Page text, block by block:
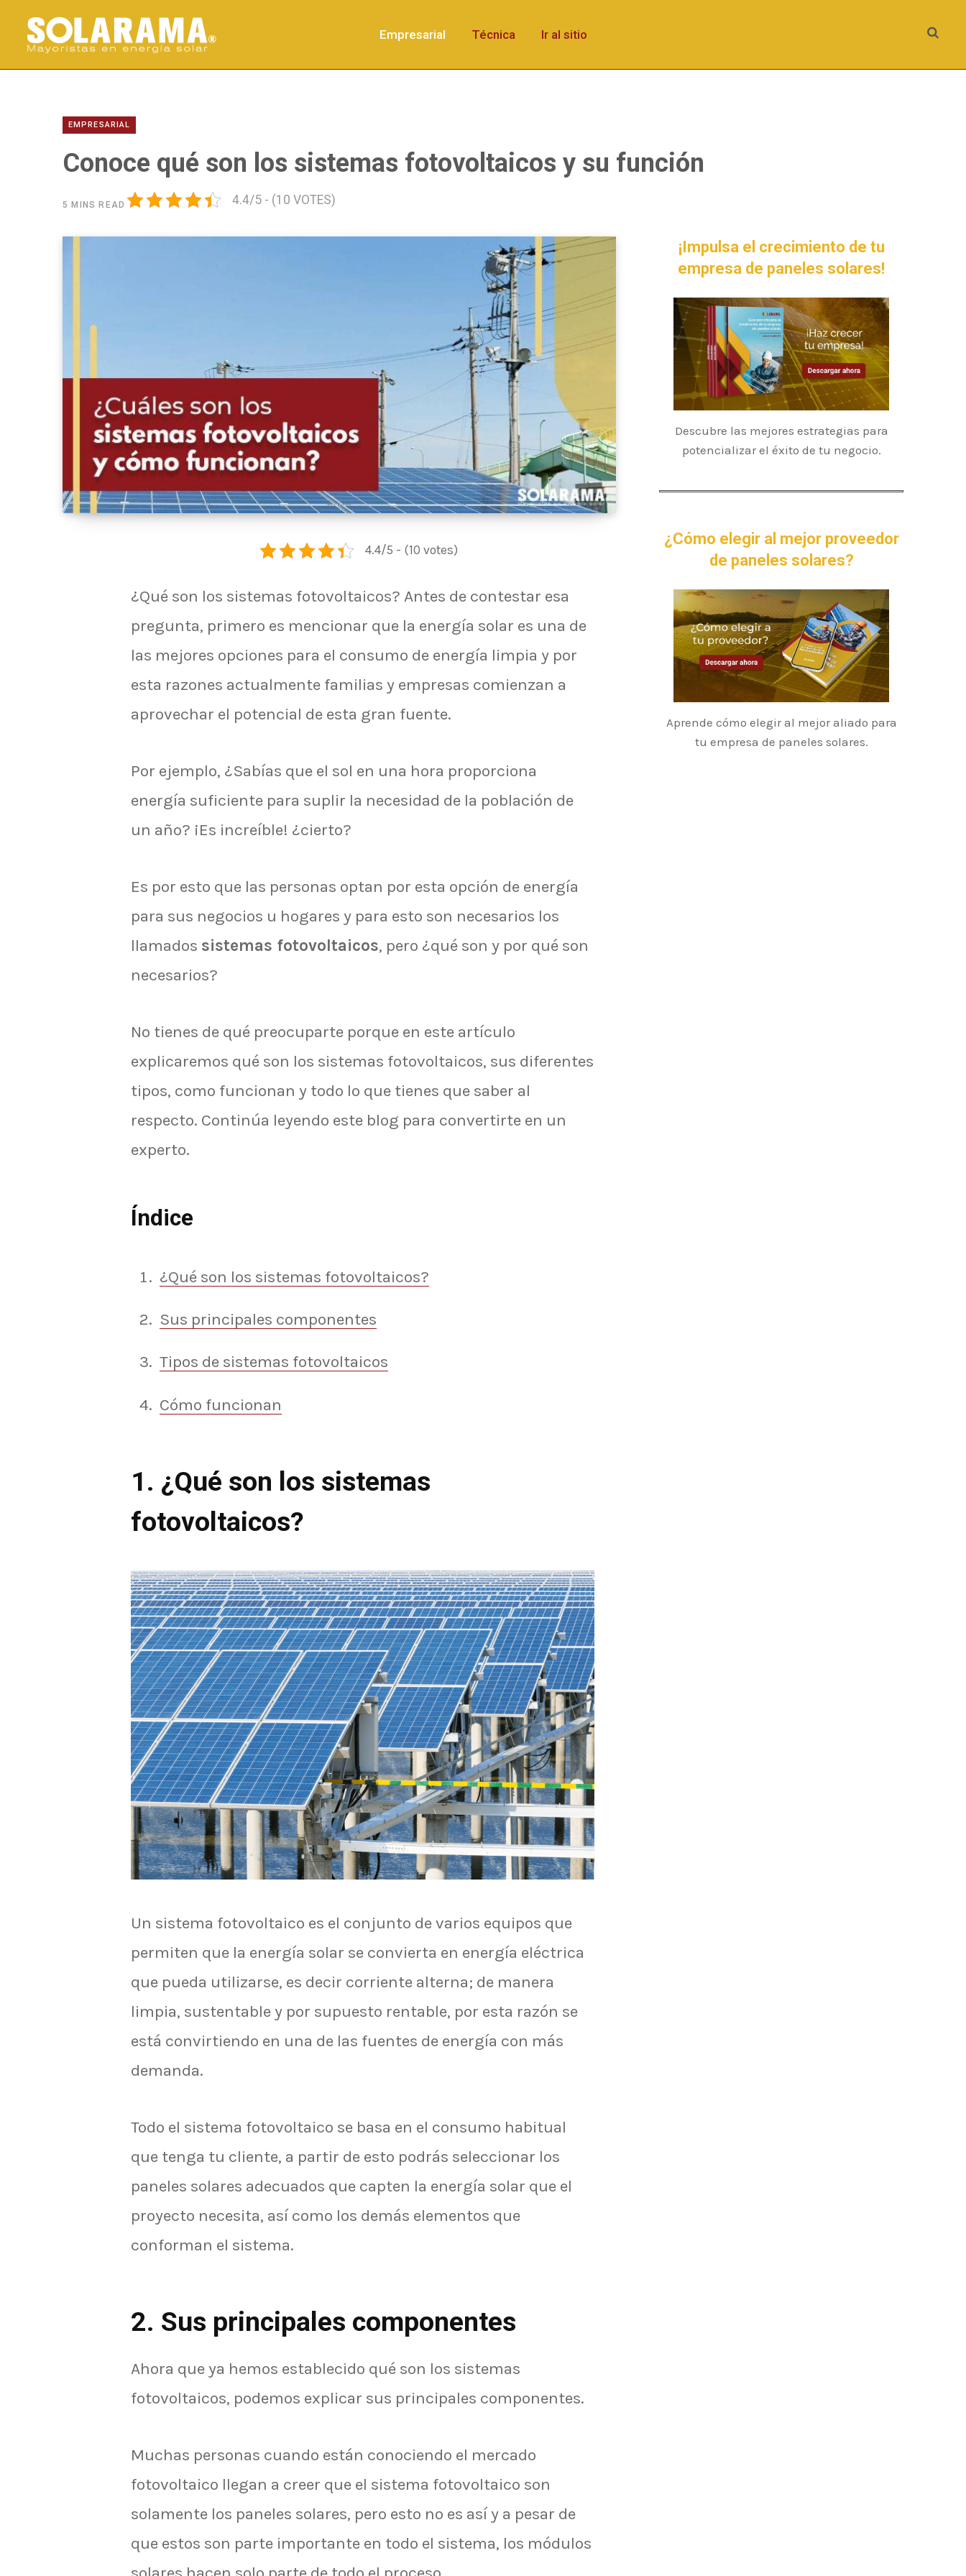
Empresarial Técnica Ir al sitio
EMPRESARIAL
Conoce qué son los sistemas fotovoltaicos y su función
5 MINS READ 4.4/5 - (10 VOTES)
4.4/5 - (10 votes)
¿Qué son los sistemas fotovoltaicos? Antes de contestar esa
pregunta, primero es mencionar que la energía solar es una de
las mejores opciones para el consumo de energía limpia y por
esta razones actualmente familias y empresas comienzan a
aprovechar el potencial de esta gran fuente.
Por ejemplo, ¿Sabías que el sol en una hora proporciona
energía suficiente para suplir la necesidad de la población de
un año? ¡Es increíble! ¿cierto?
Es por esto que las personas optan por esta opción de energía
para sus negocios u hogares y para esto son necesarios los
llamados sistemas fotovoltaicos, pero ¿qué son y por qué son
necesarios?
No tienes de qué preocuparte porque en este artículo
explicaremos qué son los sistemas fotovoltaicos, sus diferentes
tipos, como funcionan y todo lo que tienes que saber al
respecto. Continúa leyendo este blog para convertirte en un
experto.
Índice
¿Qué son los sistemas fotovoltaicos?
Sus principales componentes
Tipos de sistemas fotovoltaicos
Cómo funcionan
1. ¿Qué son los sistemas
fotovoltaicos?
Un sistema fotovoltaico es el conjunto de varios equipos que
permiten que la energía solar se convierta en energía eléctrica
que pueda utilizarse, es decir corriente alterna; de manera
limpia, sustentable y por supuesto rentable, por esta razón se
está convirtiendo en una de las fuentes de energía con más
demanda.
Todo el sistema fotovoltaico se basa en el consumo habitual
que tenga tu cliente, a partir de esto podrás seleccionar los
paneles solares adecuados que capten la energía solar que el
proyecto necesita, así como los demás elementos que
conforman el sistema.
2. Sus principales componentes
Ahora que ya hemos establecido qué son los sistemas
fotovoltaicos, podemos explicar sus principales componentes.
Muchas personas cuando están conociendo el mercado
fotovoltaico llegan a creer que el sistema fotovoltaico son
solamente los paneles solares, pero esto no es así y a pesar de
que estos son parte importante en todo el sistema, los módulos
¡Impulsa el crecimiento de tu
empresa de paneles solares!
Descubre las mejores estrategias para
potencializar el éxito de tu negocio.
¿Cómo elegir al mejor proveedor
de paneles solares?
Aprende cómo elegir al mejor aliado para
tu empresa de paneles solares.